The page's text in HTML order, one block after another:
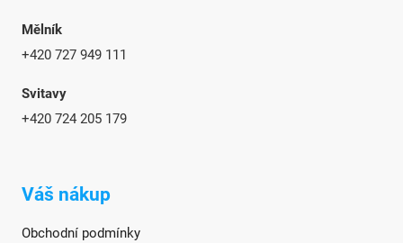
Mělník
+420 727 949 111
Svitavy
+420 724 205 179
Váš nákup
Obchodní podmínky